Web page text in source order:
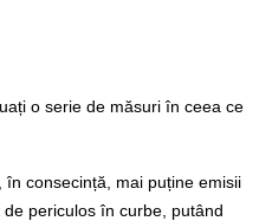
o serie de măsuri în ceea ce
consecință, mai puține emisii
periculos în curbe, putând